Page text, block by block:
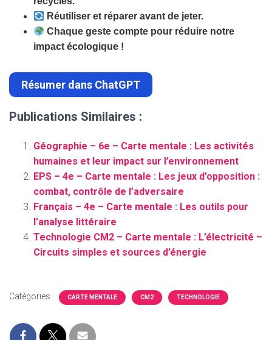
Réutiliser et réparer avant de jeter.
Chaque geste compte pour réduire notre
impact écologique !
Résumer dans ChatGPT
Publications Similaires :
Géographie – 6e – Carte mentale : Les activités
humaines et leur impact sur l’environnement
EPS – 4e – Carte mentale : Les jeux d’opposition :
combat, contrôle de l’adversaire
Français – 4e – Carte mentale : Les outils pour
l’analyse littéraire
Technologie CM2 – Carte mentale : L’électricité –
Circuits simples et sources d’énergie
Catégories : CARTE MENTALE CM2 TECHNOLOGIE